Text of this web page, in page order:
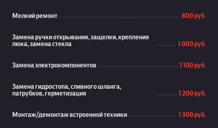
Мелкий ремонт 800 руб.
Замена ручки открывания, защелки, крепления
люка, замена стекла
1 000 руб.
Замена электрокомпонентов 1 100 руб.
Замена гидростопа, сливного шланга,
патрубков, герметизация
1 200 руб.
Монтаж/демонтаж встроенной техники 1 300 руб.